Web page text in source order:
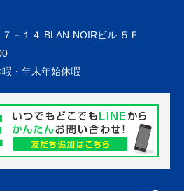
－１４ BLAN-NOIRビル ５Ｆ
・年末年始休暇